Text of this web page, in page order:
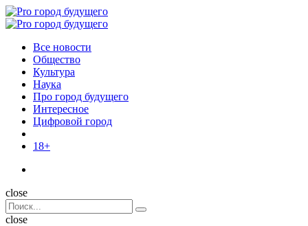
Menu
Поиск
Menu
Pro
Все новости
Общество
Культура
Наука
Про город будущего
Интересное
Цифровой город
18+
Поиск
close
Search
for:
Поиск
close